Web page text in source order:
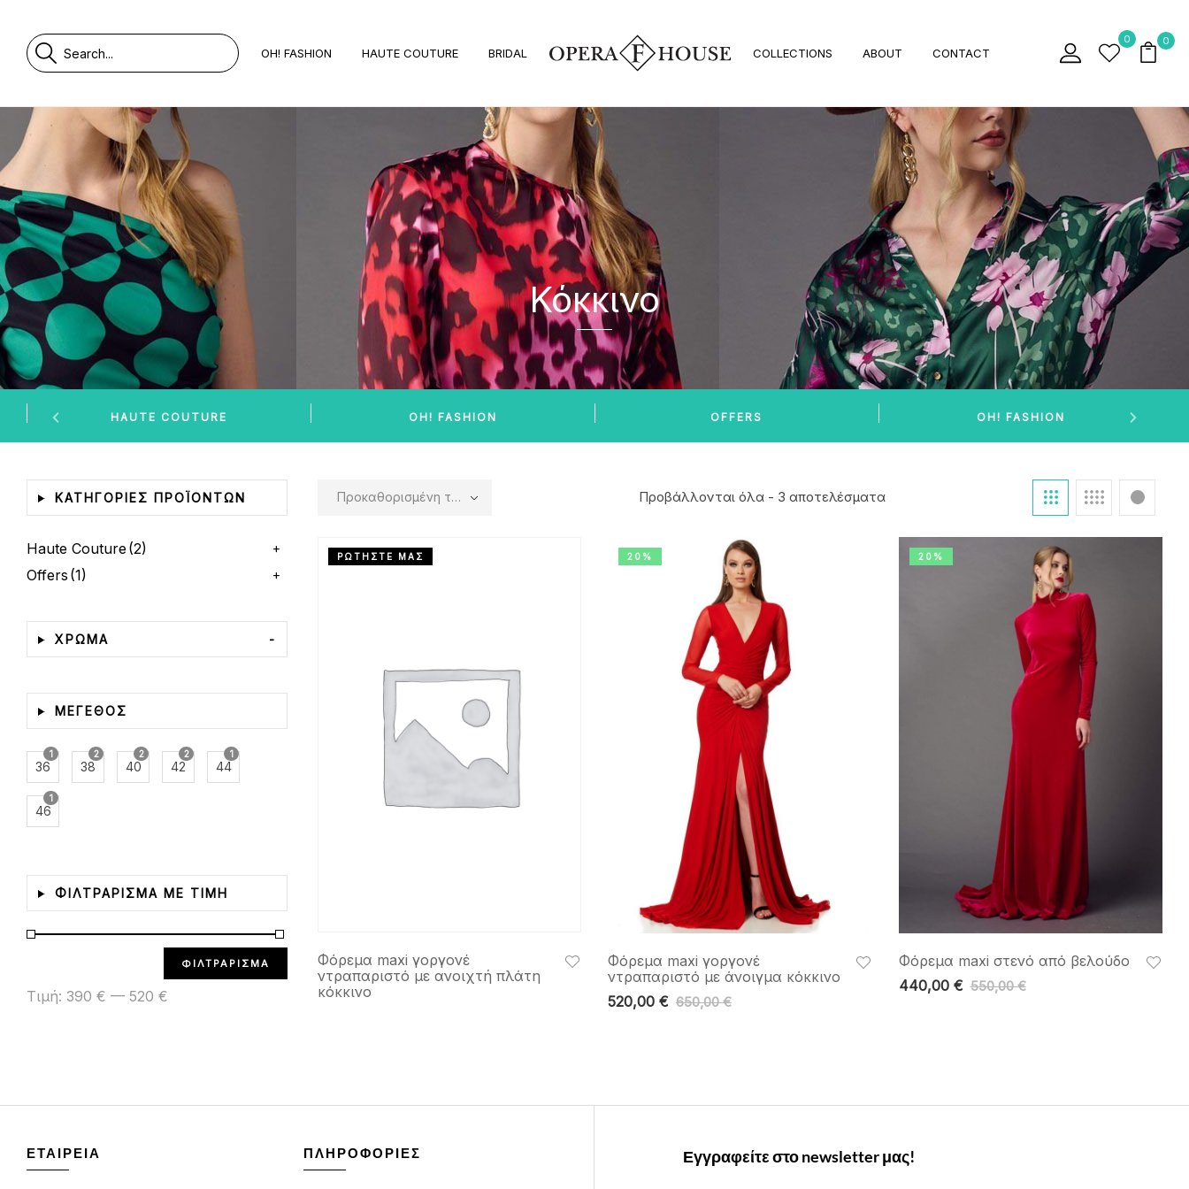
OH! FASHION HAUTE COUTURE BRIDAL COLLECTIONS ABOUT CONTACT
0 0
Κόκκινο
HAUTE COUTURE OH! FASHION OFFERS OH! FASHION
ΚΑΤΗΓΟΡΊΕΣ ΠΡΟΪΌΝΤΩΝ
Haute Couture(2)
Offers (1)
ΧΡΩΜΑ -
ΜΕΓΕΘΟΣ
1
36
2
38
2
40
2
42
1
44
1
46
ΦΙΛΤΡΑΡΙΣΜΑ ΜΕ ΤΙΜΗ
ΦΙΛΤΡΆΡΙΣΜΑ
Τιμή: 390 € — 520 €
Προβάλλονται όλα - 3 αποτελέσματα
Προκαθορισμένη ταξινόμηση
ΡΩΤΗΣΤΕ ΜΑΣ
Φόρεμα maxi γοργονέ
ντραπαριστό με ανοιχτή πλάτη
κόκκινο
20%
Φόρεμα maxi γοργονέ
ντραπαριστό με άνοιγμα κόκκινο
650,00€
520,00 €
20%
Φόρεμα maxi στενό από βελούδο
550,00€
440,00 €
ΕΤΑΙΡΕΙΑ ΠΛΗΡΟΦΟΡΙΕΣ Εγγραφείτε στο newsletter μας!